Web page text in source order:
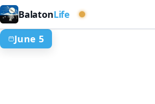
BalatonLife Cuenca occidental
June 5